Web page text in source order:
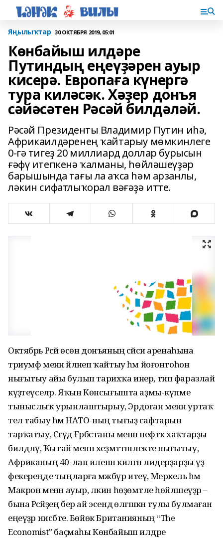
Яңылыҡтар 30 ОКТЯБРЯ 2019, 05:01
Көнбайыш илдәре
Путиндың еңеүҙәрен ауыр
кисерә. Европаға күнергә
тура киләсәк. Хәҙер донъя
сәйәсәтен Рәсәй билдәләй.
Рәсәй Президенты Владимир Путин иһә,
Африкаилдәренең ҡайтарыу мөмкинлеге
0-гә тигеҙ 20 миллиард доллар бурысын
ғәфү итепкенә ҡалманы, һөйләшеүҙәр
барышында тағы ла аҡса һәм арзанлы,
ләкин сифатлыҡорал вәғәҙә итте.
Октябрь Рәсәй өсөн донъяның сәйәси аренаһына
триумф менән әйләнеп ҡайтыу һәм йоғонтоһон
нығытыу айы булып тарихҡа инер, тип фаразлай
күҙәтеүселәр. Яҡын Көнсығышта аҙмы-күпме
тыныслыҡ урынлаштырыу, Эрдоган менән уртаҡ
тел табыу һәм НАТО-ның тығыҙ сафтарын
тарҡатыу, Сәғүд Ғәрәбстаны менән нефткә хаҡтарҙы
билдәләү, Ҡытай менән хеҙмәттәшлекте нығытыу,
Африканың 40-лап иленән килгән лидерҙарҙы үҙ
фекереңде тыңларға мәжбүр итеү, Меркель һәм
Макрон менән ауыр, ләкин һөҙөмтәле һөйләшеүҙәр –
бына Рәсәйҙең бер ай эсендә өлгәшкән тулы булмаған
еңеүҙәр нисбәте. Бөйөк Британияның “The
Economist” баҫмаһы Көнбайыш илдәре